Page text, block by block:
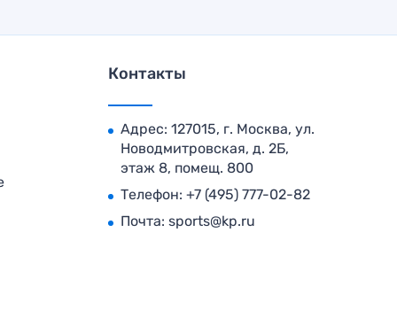
Контакты
Адрес: 127015, г. Москва, ул.
Новодмитровская, д. 2Б,
этаж 8, помещ. 800
Телефон: +7 (495) 777-02-82
Почта: sports@kp.ru